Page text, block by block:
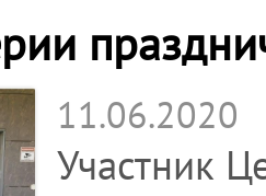
11.06.2020
Участник